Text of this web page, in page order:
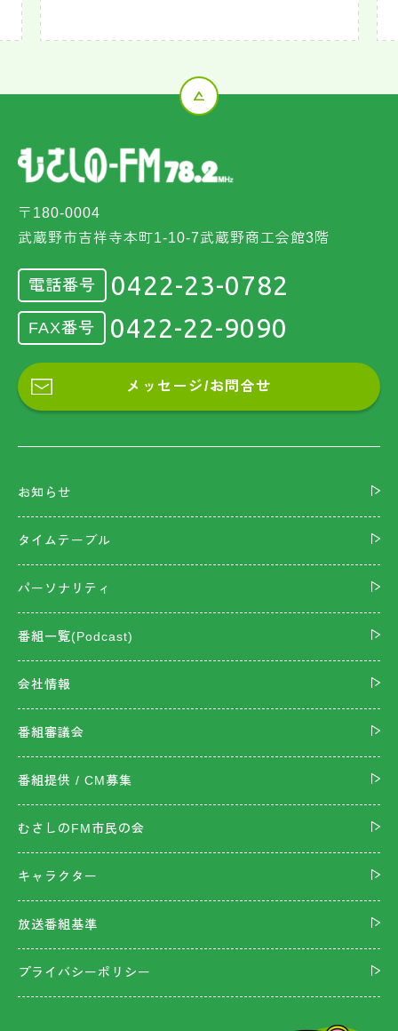
〒180-0004
武蔵野市吉祥寺本町1-10-7武蔵野商工会館3階
電話番号 0422-23-0782
FAX番号 0422-22-9090
メッセージ/お問合せ
お知らせ
タイムテーブル
パーソナリティ
番組一覧(Podcast)
会社情報
番組審議会
番組提供 / CM募集
むさしのFM市民の会
キャラクター
放送番組基準
プライバシーポリシー